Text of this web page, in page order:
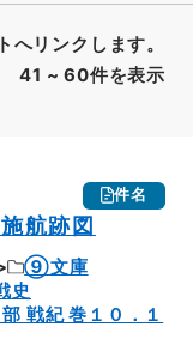
41 ~ 60件を表示
へリンクします。
件名
航跡図
⑨文庫
史
戦紀 巻１０．１